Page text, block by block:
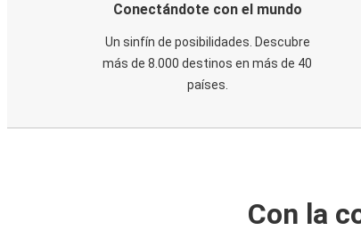
Conectándote con el mundo
Un sinfín de posibilidades. Descubre
más de 8.000 destinos en más de 40
países.
Con la